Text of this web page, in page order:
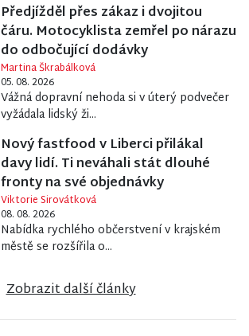
Předjížděl přes zákaz i dvojitou
čáru. Motocyklista zemřel po nárazu
do odbočující dodávky
Martina Škrabálková
05. 08. 2026
Vážná dopravní nehoda si v úterý podvečer
vyžádala lidský ži...
Nový fastfood v Liberci přilákal
davy lidí. Ti neváhali stát dlouhé
fronty na své objednávky
Viktorie Sirovátková
08. 08. 2026
Nabídka rychlého občerstvení v krajském
městě se rozšířila o...
Zobrazit další články